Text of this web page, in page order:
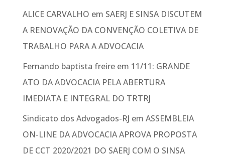
ALICE CARVALHO em SAERJ E SINSA DISCUTEM
A RENOVAÇÃO DA CONVENÇÃO COLETIVA DE
TRABALHO PARA A ADVOCACIA
Fernando baptista freireem 11/11: GRANDE
ATO DA ADVOCACIA PELA ABERTURA
IMEDIATA E INTEGRAL DO TRTRJ
Sindicato dos Advogados-RJ em ASSEMBLEIA
ON-LINE DA ADVOCACIA APROVA PROPOSTA
DE CCT 2020/2021 DO SAERJ COM O SINSA